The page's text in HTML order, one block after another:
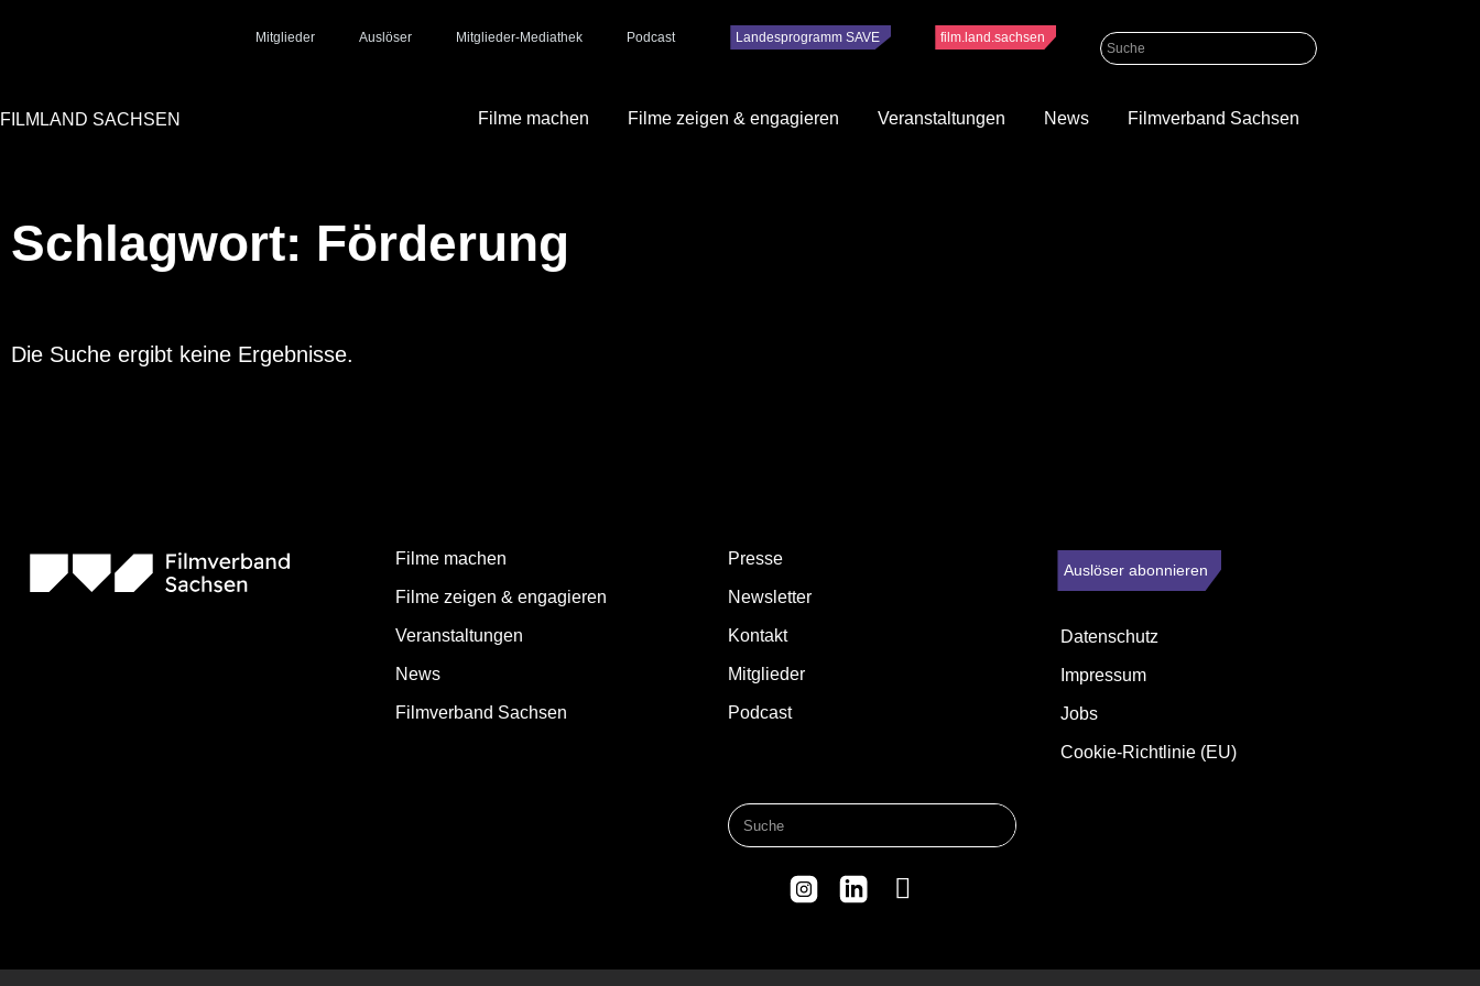
Mitglieder Auslöser Mitglieder-Mediathek Podcast Landesprogramm SAVE film.land.sachsen
FILMLAND SACHSEN Filme machen Filme zeigen & engagieren Veranstaltungen News Filmverband Sachsen
Schlagwort: Förderung
Die Suche ergibt keine Ergebnisse.
Filme machen
Filme zeigen & engagieren
Veranstaltungen
News
Filmverband Sachsen
Presse
Newsletter
Kontakt
Mitglieder
Podcast
Auslöser abonnieren
Datenschutz
Impressum
Jobs
Cookie-Richtlinie (EU)